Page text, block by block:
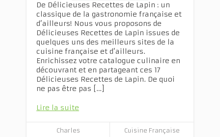
De Délicieuses Recettes de Lapin : un
classique de la gastronomie française et
d’ailleurs! Nous vous proposons de
Délicieuses Recettes de Lapin issues de
quelques uns des meilleurs sites de la
cuisine française et d’ailleurs.
Enrichissez votre catalogue culinaire en
découvrant et en partageant ces 17
Délicieuses Recettes de Lapin. De quoi
ne pas être pas […]
Lire la suite
Charles Cuisine Française